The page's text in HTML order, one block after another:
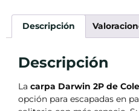
Descripción
Descripción
La carpa Darwin 2P de
opción para escapadas en